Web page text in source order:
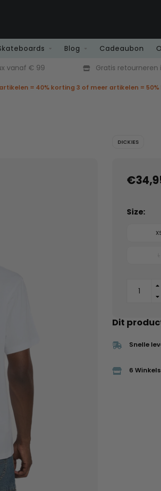
Blog Cadeaubon
vanaf € 99 Gratis retourneren
= 40% korting 3 of meer artikelen =
DICKIES
Size:
Dit
Snelle
6